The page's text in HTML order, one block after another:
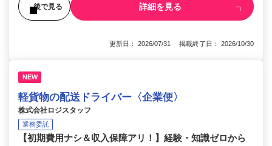
後で見る 詳細を見る
更新日： 2026/07/31 掲載終了日： 2026/10/30
NEW
軽貨物の配送ドライバー〈企業便〉
株式会社ロジスタッフ
業務委託
【初期費用ナシ＆収入保障アリ！】経験・知識ゼロから